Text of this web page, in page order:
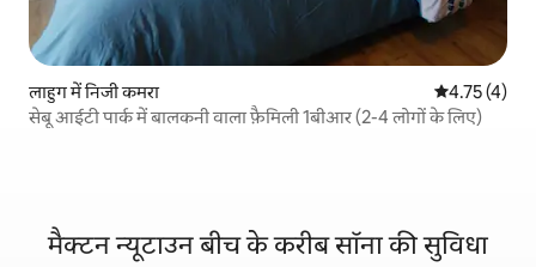
लाहुग में निजी कमरा औसत रेटिंग 5
4.75 (4)
सेबू आईटी पार्क में बालकनी वाला फ़ैमिली 1बीआर (2-4 लोगों के लिए)
मैक्टन न्यूटाउन बीच के करीब सॉना की सुविधा